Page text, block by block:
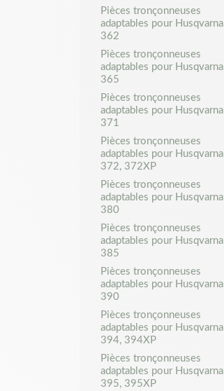
Pièces tronçonneuses
adaptables pour Husqvarna
362
Pièces tronçonneuses
adaptables pour Husqvarna
365
Pièces tronçonneuses
adaptables pour Husqvarna
371
Pièces tronçonneuses
adaptables pour Husqvarna
372, 372XP
Pièces tronçonneuses
adaptables pour Husqvarna
380
Pièces tronçonneuses
adaptables pour Husqvarna
385
Pièces tronçonneuses
adaptables pour Husqvarna
390
Pièces tronçonneuses
adaptables pour Husqvarna
394, 394XP
Pièces tronçonneuses
adaptables pour Husqvarna
395, 395XP